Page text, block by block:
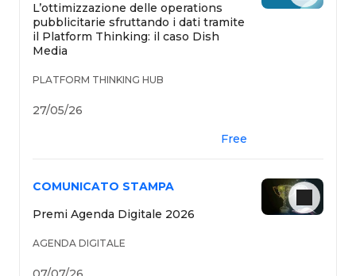
PLATFORM THINKING HUB
L’ottimizzazione delle operations
pubblicitarie sfruttando i dati tramite
il Platform Thinking: il caso Dish
Media
27/05/26
Free
AGENDA DIGITALE
COMUNICATO STAMPA
Premi Agenda Digitale 2026